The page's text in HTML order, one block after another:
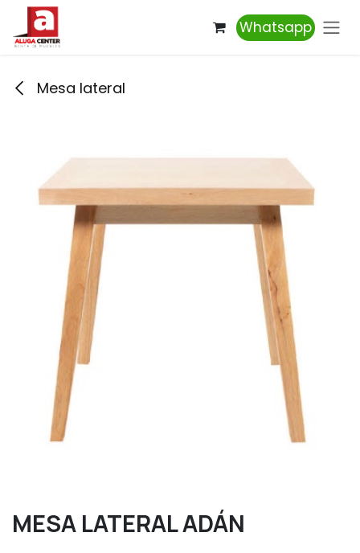
Ir al contenido
Whatsapp
Mesa lateral
MESA LATERAL ADÁN